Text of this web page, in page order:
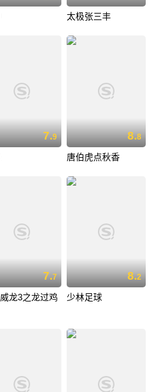
太极张三丰
7.9 8.8
唐伯虎点秋香
7.7
龙3之龙过鸡
8.2
少林足球